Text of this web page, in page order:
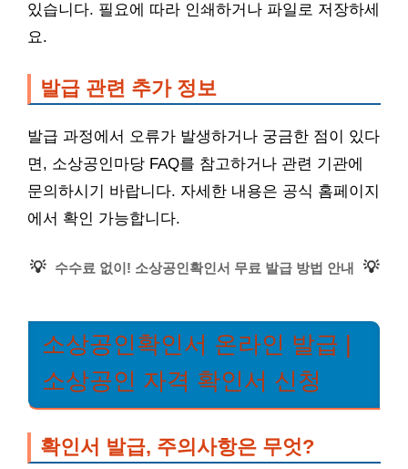
있습니다. 필요에 따라 인쇄하거나 파일로 저장하세
요.
발급 관련 추가 정보
발급 과정에서 오류가 발생하거나 궁금한 점이 있다
면, 소상공인마당 FAQ를 참고하거나 관련 기관에
문의하시기 바랍니다. 자세한 내용은 공식 홈페이지
에서 확인 가능합니다.
💡 수수료 없이! 소상공인확인서 무료 발급 방법 안내 💡
소상공인확인서 온라인 발급 |
소상공인 자격 확인서 신청
확인서 발급, 주의사항은 무엇?